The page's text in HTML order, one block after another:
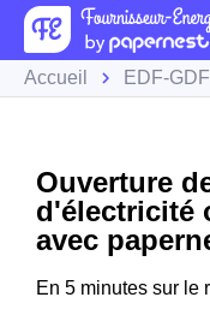
Accueil EDF-GDF